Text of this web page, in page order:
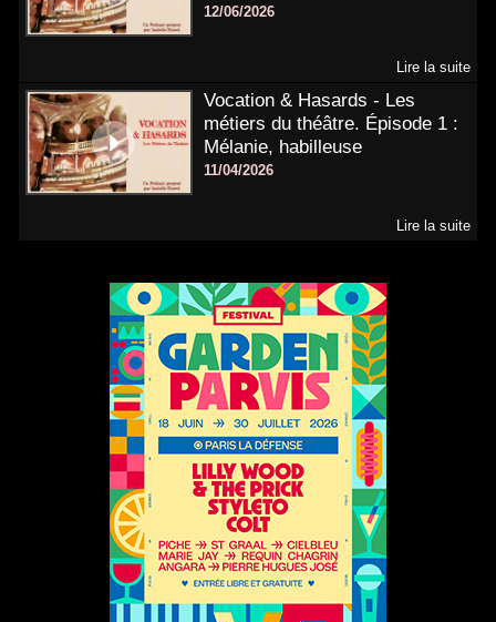
12/06/2026
Lire la suite
Vocation & Hasards - Les
métiers du théâtre. Épisode 1 :
Mélanie, habilleuse
11/04/2026
Lire la suite